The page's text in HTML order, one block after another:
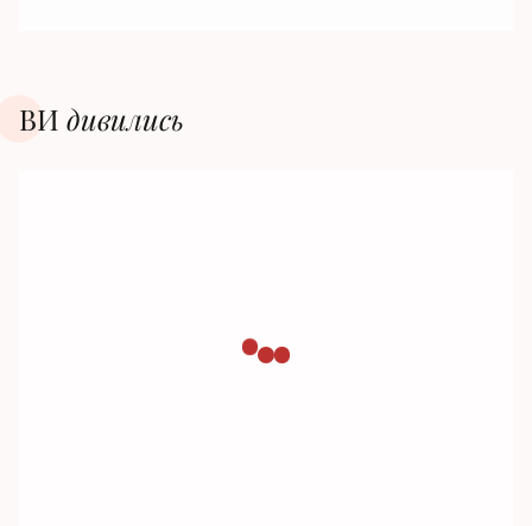
ВИ дивилиcь